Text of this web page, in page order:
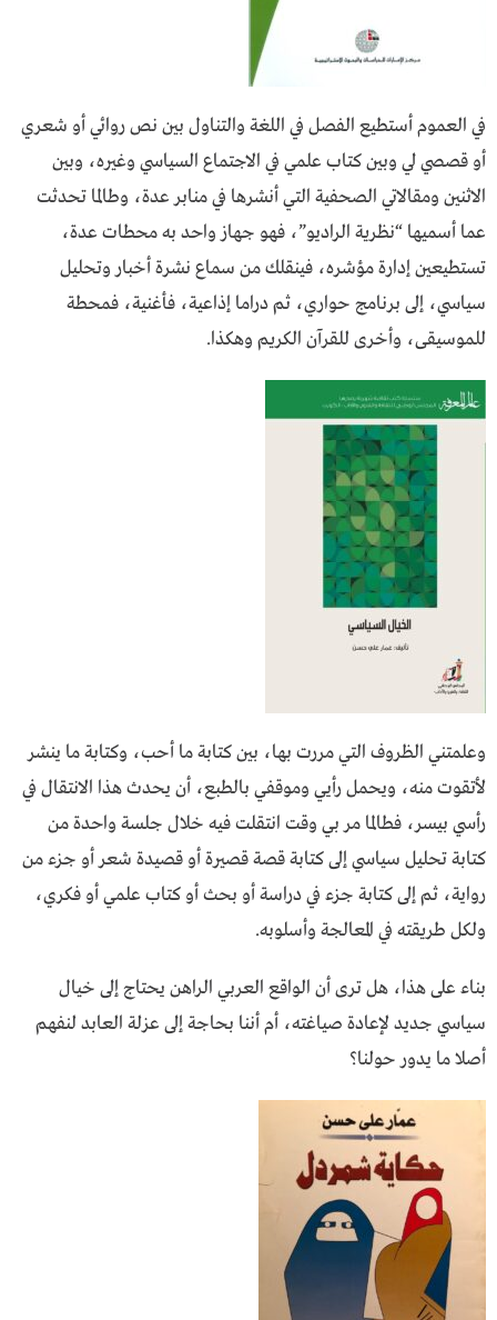
في العموم أستطيع الفصل في اللغة والتناول بين نص روائي أو شعري
أو قصصي لي وبين كتاب علمي في الاجتماع السياسي وغيره، وبين
الاثنين ومقالاتي الصحفية التي أنشرها في منابر عدة، وطالما تحدثت
عما أسميها “نظرية الراديو”، فهو جهاز واحد به محطات عدة،
تستطيعين إدارة مؤشره، فينقلك من سماع نشرة أخبار وتحليل
سياسي، إلى برنامج حواري، ثم دراما إذاعية، فأغنية، فمحطة
للموسيقى، وأخرى للقرآن الكريم وهكذا.
وعلمتني الظروف التي مررت بها، بين كتابة ما أحب، وكتابة ما ينشر
لأتقوت منه، ويحمل رأيي وموقفي بالطبع، أن يحدث هذا الانتقال في
رأسي بيسر، فطالما مر بي وقت انتقلت فيه خلال جلسة واحدة من
كتابة تحليل سياسي إلى كتابة قصة قصيرة أو قصيدة شعر أو جزء من
رواية، ثم إلى كتابة جزء في دراسة أو بحث أو كتاب علمي أو فكري،
ولكل طريقته في المعالجة وأسلوبه.
بناء على هذا، هل ترى أن الواقع العربي الراهن يحتاج إلى خيال
سياسي جديد لإعادة صياغته، أم أننا بحاجة إلى عزلة العابد لنفهم
أصلا ما يدور حولنا؟